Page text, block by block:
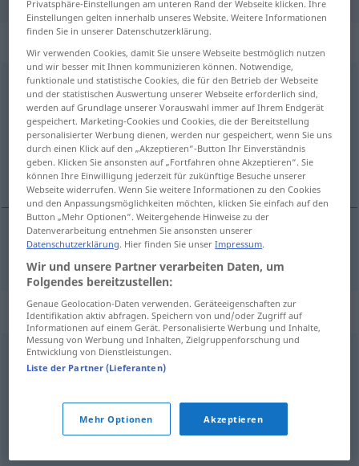
„erbaulich“
erbaulich
Übersicht aller Übersetzungen
(Für mehr Details die Übersetzung anklicken/antippen)
stichtend, verheffend
stichtend, verheffend erbaulich
Synonyme für "erbaulich"
angenehm,günstig,gut,erfreulich
herzerfrischend
Privatsphäre-Einstellungen am unteren Rand der Webseite klicken. Ihre
Einstellungen gelten innerhalb unseres Website. Weitere Informationen
finden Sie in unserer Datenschutzerklärung.
Wir verwenden Cookies, damit Sie unsere Webseite bestmöglich nutzen
und wir besser mit Ihnen kommunizieren können. Notwendige,
funktionale und statistische Cookies, die für den Betrieb der Webseite
und der statistischen Auswertung unserer Webseite erforderlich sind,
werden auf Grundlage unserer Vorauswahl immer auf Ihrem Endgerät
gespeichert. Marketing-Cookies und Cookies, die der Bereitstellung
personalisierter Werbung dienen, werden nur gespeichert, wenn Sie uns
durch einen Klick auf den „Akzeptieren“-Button Ihr Einverständnis
geben. Klicken Sie ansonsten auf „Fortfahren ohne Akzeptieren“. Sie
können Ihre Einwilligung jederzeit für zukünftige Besuche unserer
Webseite widerrufen. Wenn Sie weitere Informationen zu den Cookies
und den Anpassungsmöglichkeiten möchten, klicken Sie einfach auf den
Button „Mehr Optionen“. Weitergehende Hinweise zu der
Datenverarbeitung entnehmen Sie ansonsten unserer
Datenschutzerklärung. Hier finden Sie unserImpressum.
Wir und unsere Partner verarbeiten Daten, um
Folgendes bereitzustellen:
Genaue Geolocation-Daten verwenden. Geräteeigenschaften zur
Identifikation aktiv abfragen. Speichern von und/oder Zugriff auf
Informationen auf einem Gerät. Personalisierte Werbung und Inhalte,
Messung von Werbung und Inhalten, Zielgruppenforschung und
Entwicklung von Dienstleistungen.
Liste der Partner (Lieferanten)
Mehr Optionen Akzeptieren